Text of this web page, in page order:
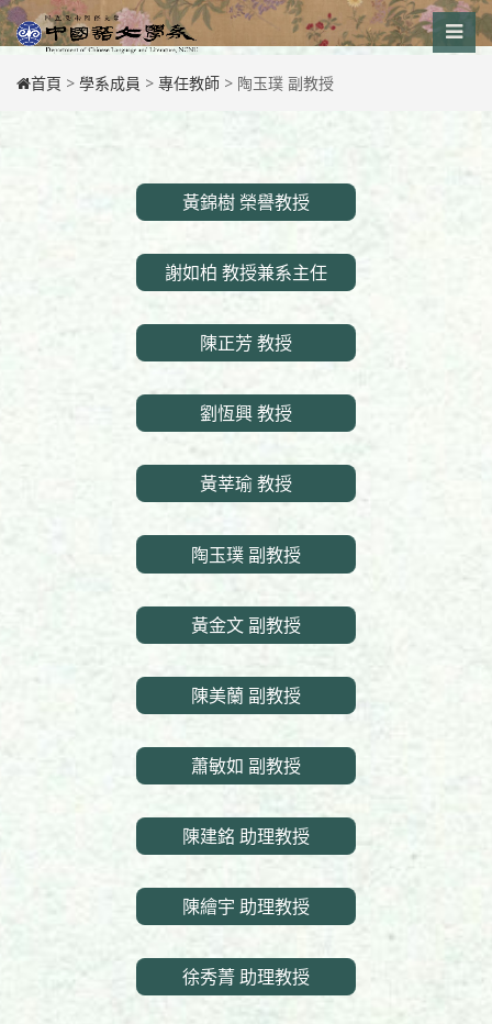
Skip
to
content
首頁 > 學系成員 > 專任教師 > 陶玉璞 副教授
黃錦樹 榮譽教授
謝如柏 教授兼系主任
陳正芳 教授
劉恆興 教授
黃莘瑜 教授
陶玉璞 副教授
黃金文 副教授
陳美蘭 副教授
蕭敏如 副教授
陳建銘 助理教授
陳繪宇 助理教授
徐秀菁 助理教授